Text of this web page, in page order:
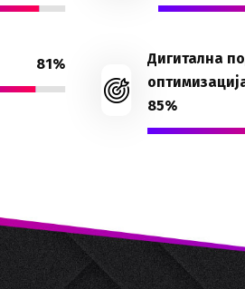
81%
Дигитална
85%